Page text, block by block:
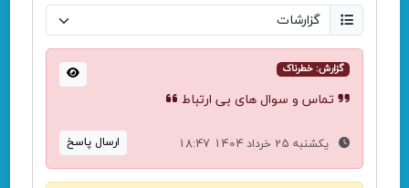
گزارش: خطرناک
تماس و سوال های بی ارتباط
یکشنبه 25 خرداد 1404 18:47 ارسال پاسخ